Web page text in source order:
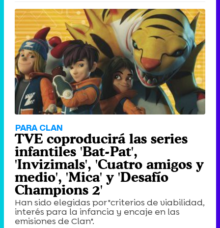
PARA CLAN
TVE coproducirá las series
infantiles 'Bat-Pat',
'Invizimals', 'Cuatro amigos y
medio', 'Mica' y 'Desafío
Champions 2'
Han sido elegidas por "criterios de viabilidad,
interés para la infancia y encaje en las
emisiones de Clan".